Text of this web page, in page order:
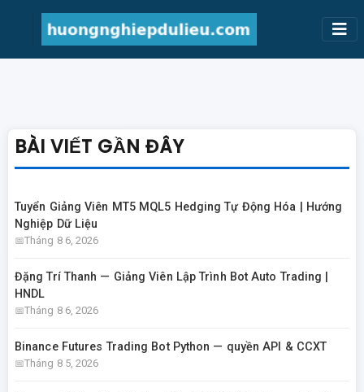
BÀI VIẾT GẦN ĐÂY
Tuyển Giảng Viên MT5 MQL5 Hedging Tự Động Hóa | Hướng
Nghiệp Dữ Liệu
Tháng 8 6, 2026
Đặng Trí Thanh — Giảng Viên Lập Trình Bot Auto Trading |
HNDL
Tháng 8 6, 2026
Binance Futures Trading Bot Python — quyền API & CCXT
Tháng 8 5, 2026